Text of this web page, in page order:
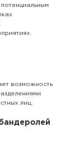
возможность
лиц.